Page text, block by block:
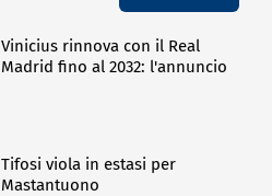
Vinicius rinnova con il Real
Madrid fino al 2032: l'annuncio
Tifosi viola in estasi per
Mastantuono